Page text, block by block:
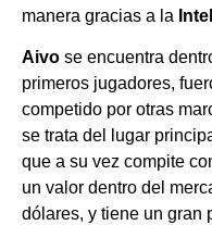
manera gracias a la
Aivo se encuentra
primeros jugadores,
competido por otras
se trata del lugar
que a su vez compite
un valor dentro del
dólares, y tiene un gran